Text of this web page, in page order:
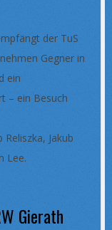
der TuS
Gegner in
ein
– ein Besuch
Reliszka, Jakub
Lee.
Gierath